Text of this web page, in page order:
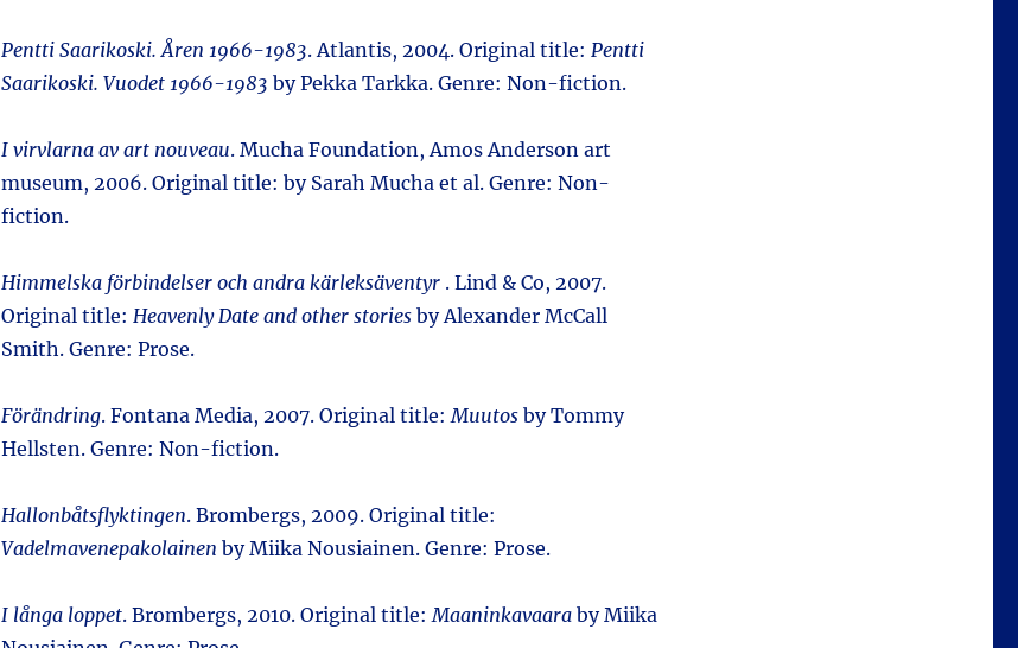
Pentti Saarikoski. Åren 1966-1983. Atlantis, 2004. Original title: Pentti
Saarikoski. Vuodet 1966-1983 by Pekka Tarkka. Genre: Non-fiction.
I virvlarna av art nouveau. Mucha Foundation, Amos Anderson art
museum, 2006. Original title: by Sarah Mucha et al. Genre: Non-
fiction.
Himmelska förbindelser och andra kärleksäventyr . Lind & Co, 2007.
Original title: Heavenly Date and other stories by Alexander McCall
Smith. Genre: Prose.
Förändring. Fontana Media, 2007. Original title: Muutos by Tommy
Hellsten. Genre: Non-fiction.
Hallonbåtsflyktingen. Brombergs, 2009. Original title:
Vadelmavenepakolainen by Miika Nousiainen. Genre: Prose.
I långa loppet. Brombergs, 2010. Original title: Maaninkavaara by Miika